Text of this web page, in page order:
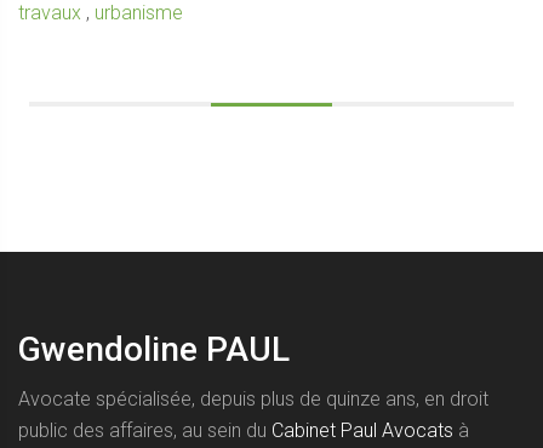
travaux , urbanisme
Gwendoline PAUL
Avocate spécialisée, depuis plus de quinze ans, en droit
public des affaires, au sein du Cabinet Paul Avocats à